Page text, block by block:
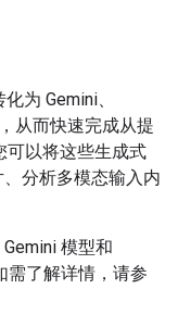
为 Gemini、
从而快速完成从提
可以将这些生成式
分析多模态输入内
模型和
需了解详情，请参